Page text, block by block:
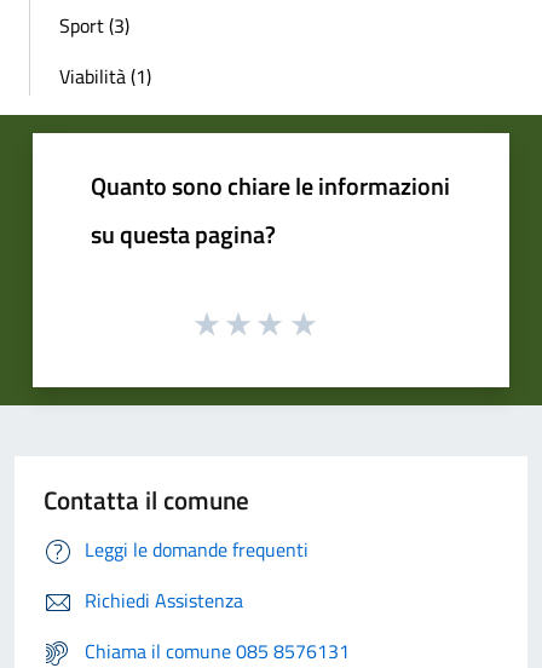
Sport (3)
Viabilità (1)
Quanto sono chiare le informazioni
su questa pagina?
Contatta il comune
Leggi le domande frequenti
Richiedi Assistenza
Chiama il comune 085 8576131